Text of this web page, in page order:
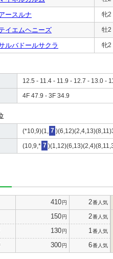
ースルナ 牝2
イエムヘニーズ 牡2
ルバドールサクラ 牝2
12.5 - 11.4 - 11.9 - 12.7 - 13.0 -
4F 47.9 - 3F 34.9
(*10,9)(1, 7
(10,9,* 7
410円 2番人気
150円 2番人気
130円 1 番人気
300円 6番人気